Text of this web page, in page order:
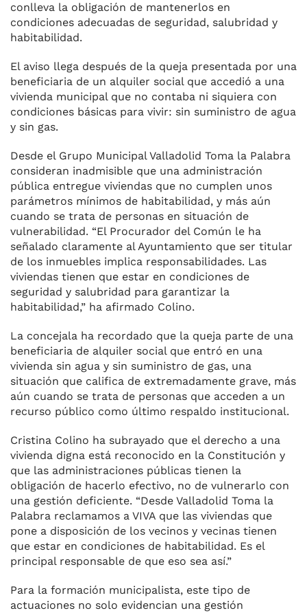
conlleva la obligación de mantenerlos en
condiciones adecuadas de seguridad, salubridad y
habitabilidad.
El aviso llega después de la queja presentada por una
beneficiaria de un alquiler social que accedió a una
vivienda municipal que no contaba ni siquiera con
condiciones básicas para vivir: sin suministro de agua
y sin gas.
Desde el Grupo Municipal Valladolid Toma la Palabra
consideran inadmisible que una administración
pública entregue viviendas que no cumplen unos
parámetros mínimos de habitabilidad, y más aún
cuando se trata de personas en situación de
vulnerabilidad. “El Procurador del Común le ha
señalado claramente al Ayuntamiento que ser titular
de los inmuebles implica responsabilidades. Las
viviendas tienen que estar en condiciones de
seguridad y salubridad para garantizar la
habitabilidad,” ha afirmado Colino.
La concejala ha recordado que la queja parte de una
beneficiaria de alquiler social que entró en una
vivienda sin agua y sin suministro de gas, una
situación que califica de extremadamente grave, más
aún cuando se trata de personas que acceden a un
recurso público como último respaldo institucional.
Cristina Colino ha subrayado que el derecho a una
vivienda digna está reconocido en la Constitución y
que las administraciones públicas tienen la
obligación de hacerlo efectivo, no de vulnerarlo con
una gestión deficiente. “Desde Valladolid Toma la
Palabra reclamamos a VIVA que las viviendas que
pone a disposición de los vecinos y vecinas tienen
que estar en condiciones de habitabilidad. Es el
principal responsable de que eso sea así.”
Para la formación municipalista, este tipo de
actuaciones no solo evidencian una gestión